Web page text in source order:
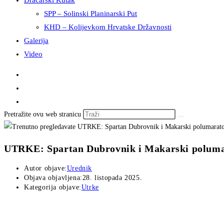
SPP – Solinski Planinarski Put
KHD – Kolijevkom Hrvatske Državnosti
Galerija
Video
Pretražite ovu web stranicu
UTRKE: Spartan Dubrovnik i Makarski
Autor objave:Urednik
Objava objavljena:28. listopada 2025.
Kategorija objave:Utrke